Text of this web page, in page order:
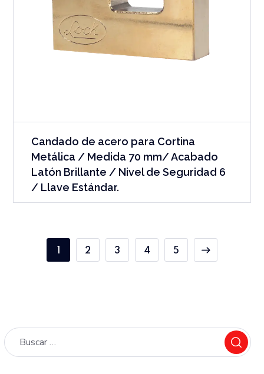
Candado de acero para Cortina
Metálica / Medida 70 mm/ Acabado
Latón Brillante / Nivel de Seguridad 6
/ Llave Estándar.
2 3 4 5